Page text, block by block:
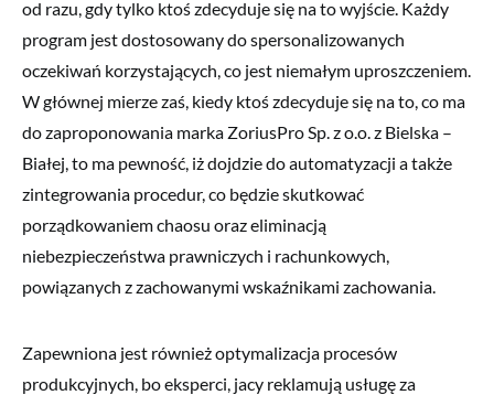
od razu, gdy tylko ktoś zdecyduje się na to wyjście. Każdy
program jest dostosowany do spersonalizowanych
oczekiwań korzystających, co jest niemałym uproszczeniem.
W głównej mierze zaś, kiedy ktoś zdecyduje się na to, co ma
do zaproponowania marka ZoriusPro Sp. z o.o. z Bielska –
Białej, to ma pewność, iż dojdzie do automatyzacji a także
zintegrowania procedur, co będzie skutkować
porządkowaniem chaosu oraz eliminacją
niebezpieczeństwa prawniczych i rachunkowych,
powiązanych z zachowanymi wskaźnikami zachowania.
Zapewniona jest również optymalizacja procesów
produkcyjnych, bo eksperci, jacy reklamują usługę za